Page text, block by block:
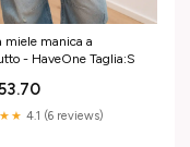
miele manica a
- HaveOne Taglia:S
4.1 (6 reviews)